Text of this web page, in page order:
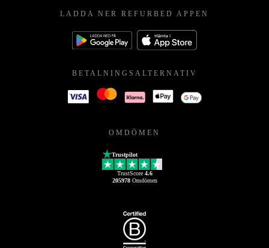
LADDA NER REFURBED APPEN
BETALNINGSALTERNATIV
OMDÖMEN
Trustpilot
TrustScore 4.6
205978Omdömen